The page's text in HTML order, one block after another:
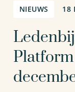
NIEUWS 18